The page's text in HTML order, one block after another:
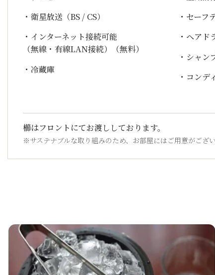
・衛星放送（BS / CS）
・インターネット接続可能
（無線・有線LAN接続）（無料）
・冷蔵庫
・セーフ
・ヘアド
・シャン
・コンデ
櫛はフロントにてお渡ししております。
※サステナブルな取り組みのため、お部屋にはご用意がござ